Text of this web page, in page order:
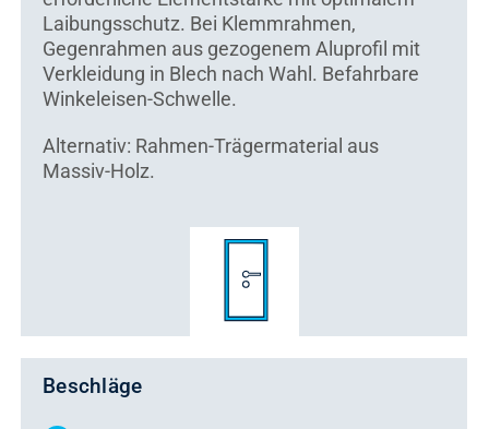
Laibungsschutz. Bei Klemmrahmen,
Gegenrahmen aus gezogenem Aluprofil mit
Verkleidung in Blech nach Wahl. Befahrbare
Winkeleisen-Schwelle.
Alternativ: Rahmen-Trägermaterial aus
Massiv-Holz.
Beschläge